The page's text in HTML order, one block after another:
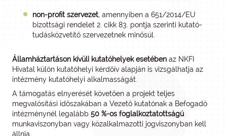
non-profit szervezet, amennyiben a 651/2014/EU
bizottsági rendelet 2. cikk 83. pontja szerinti kutató-
tudásközvetítő szervezetnek minősül.
Államháztartáson kívüli kutatóhelyek esetében az NKFI
Hivatal külön kutatóhelyi kérdőív alapján is vizsgálhatja az
intézmény kutatóhelyi alkalmasságát.
A támogatás elnyerését követően a projekt teljes
megvalósítási időszakában a Vezető kutatónak a Befogadó
intézménynél legalább 50 %-os foglalkoztatottságú
munkaviszonyban vagy közalkalmazotti jogviszonyban kell
állnia.